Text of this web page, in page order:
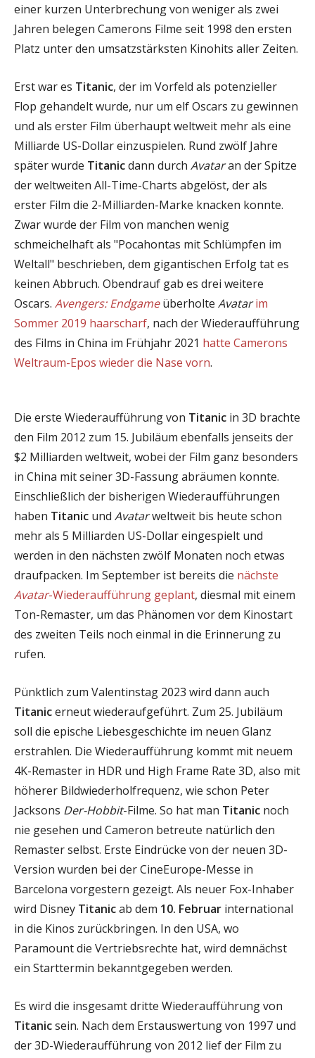
einer kurzen Unterbrechung von weniger als zwei
Jahren belegen Camerons Filme seit 1998 den ersten
Platz unter den umsatzstärksten Kinohits aller Zeiten.
Erst war es Titanic, der im Vorfeld als potenzieller
Flop gehandelt wurde, nur um elf Oscars zu gewinnen
und als erster Film überhaupt weltweit mehr als eine
Milliarde US-Dollar einzuspielen. Rund zwölf Jahre
später wurde Titanicdann durch Avataran der Spitze
der weltweiten All-Time-Charts abgelöst, der als
erster Film die 2-Milliarden-Marke knacken konnte.
Zwar wurde der Film von manchen wenig
schmeichelhaft als "Pocahontas mit Schlümpfen im
Weltall" beschrieben, dem gigantischen Erfolg tat es
keinen Abbruch. Obendrauf gab es drei weitere
Oscars. Avengers: Endgameüberholte Avatar im
Sommer 2019 haarscharf, nach der Wiederaufführung
des Films in China im Frühjahr 2021 hatte Camerons
Weltraum-Epos wieder die Nase vorn.
Die erste Wiederaufführung von Titanic in 3D brachte
den Film 2012 zum 15. Jubiläum ebenfalls jenseits der
$2 Milliarden weltweit, wobei der Film ganz besonders
in China mit seiner 3D-Fassung abräumen konnte.
Einschließlich der bisherigen Wiederaufführungen
haben Titanic und Avatarweltweit bis heute schon
mehr als 5 Milliarden US-Dollar eingespielt und
werden in den nächsten zwölf Monaten noch etwas
draufpacken. Im September ist bereits die nächste
Avatar-Wiederaufführung geplant, diesmal mit einem
Ton-Remaster, um das Phänomen vor dem Kinostart
des zweiten Teils noch einmal in die Erinnerung zu
rufen.
Pünktlich zum Valentinstag 2023 wird dann auch
Titanicerneut wiederaufgeführt. Zum 25. Jubiläum
soll die epische Liebesgeschichte im neuen Glanz
erstrahlen. Die Wiederaufführung kommt mit neuem
4K-Remaster in HDR und High Frame Rate 3D, also mit
höherer Bildwiederholfrequenz, wie schon Peter
Jacksons Der-Hobbit-Filme. So hat man Titanic noch
nie gesehen und Cameron betreute natürlich den
Remaster selbst. Erste Eindrücke von der neuen 3D-
Version wurden bei der CineEurope-Messe in
Barcelona vorgestern gezeigt. Als neuer Fox-Inhaber
wird Disney Titanicab dem 10. Februar international
in die Kinos zurückbringen. In den USA, wo
Paramount die Vertriebsrechte hat, wird demnächst
ein Starttermin bekanntgegeben werden.
Es wird die insgesamt dritte Wiederaufführung von
Titanicsein. Nach dem Erstauswertung von 1997 und
der 3D-Wiederaufführung von 2012 lief der Film zu